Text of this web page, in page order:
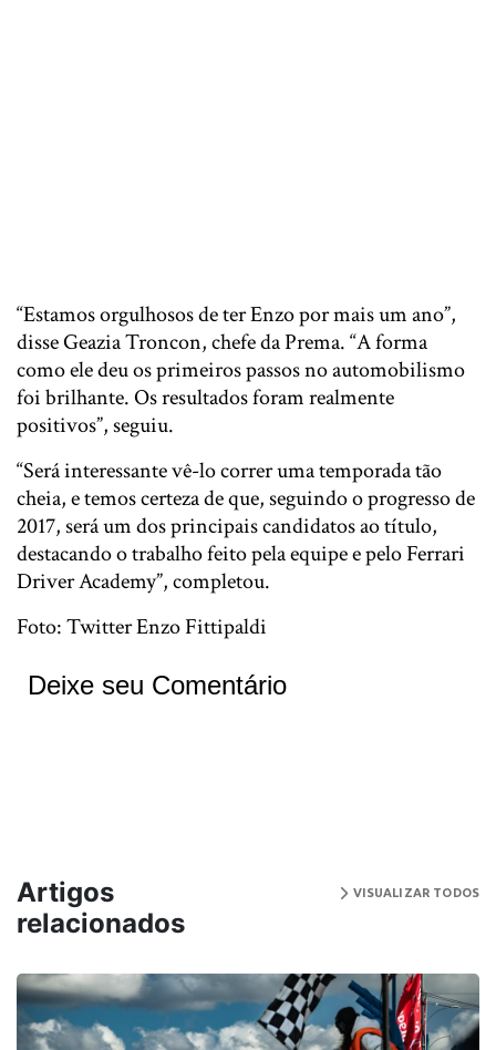
“Estamos orgulhosos de ter Enzo por mais um ano”,
disse Geazia Troncon, chefe da Prema. “A forma
como ele deu os primeiros passos no automobilismo
foi brilhante. Os resultados foram realmente
positivos”, seguiu.
“Será interessante vê-lo correr uma temporada tão
cheia, e temos certeza de que, seguindo o progresso de
2017, será um dos principais candidatos ao título,
destacando o trabalho feito pela equipe e pelo Ferrari
Driver Academy”, completou.
Foto: Twitter Enzo Fittipaldi
Deixe seu Comentário
Artigos
relacionados
VISUALIZAR TODOS